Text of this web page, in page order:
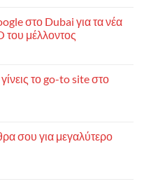
στο Dubai για τα νέα
του μέλλοντος
το go-to site στο
σου για μεγαλύτερο